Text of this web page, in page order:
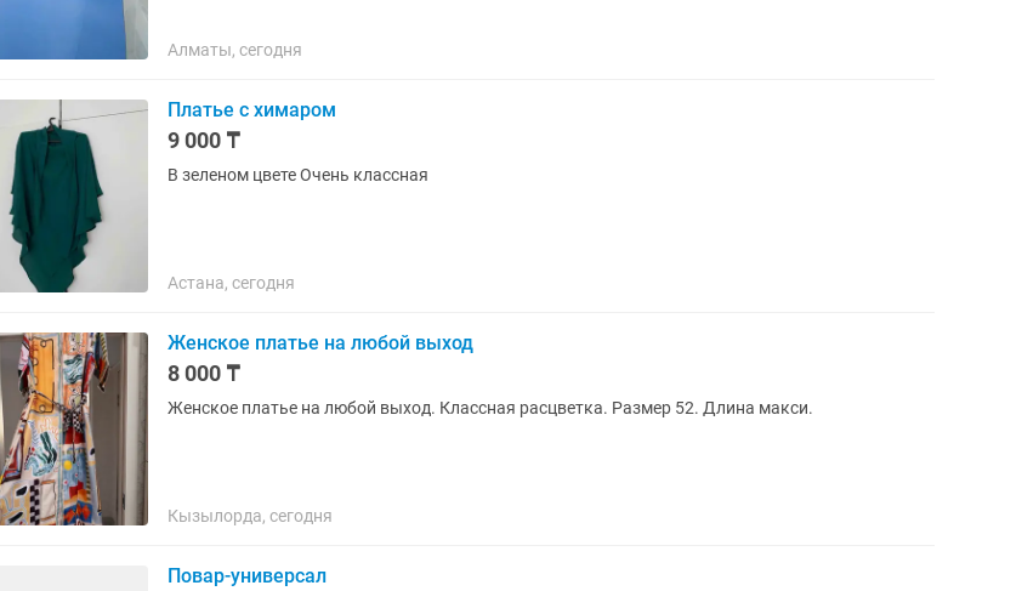
Алматы, сегодня
Платье с химаром
9 000 ₸
В зеленом цвете Очень классная
Астана, сегодня
Женское платье на любой выход
8 000 ₸
Женское платье на любой выход. Классная расцветка. Размер 52. Длина макси.
Кызылорда, сегодня
Повар-универсал